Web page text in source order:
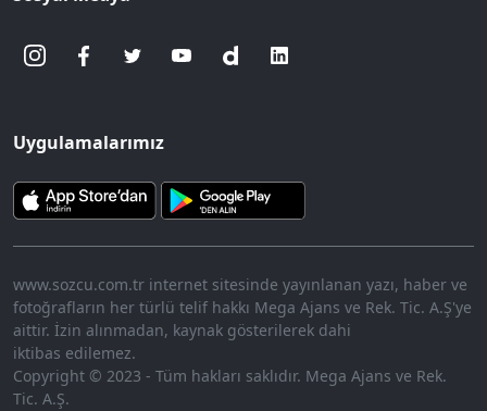
Uygulamalarımız
www.sozcu.com.tr internet sitesinde yayınlanan yazı, haber ve
fotoğrafların her türlü telif hakkı Mega Ajans ve Rek. Tic. A.Ş'ye
aittir. İzin alınmadan, kaynak gösterilerek dahi
iktibas edilemez.
Copyright © 2023 - Tüm hakları saklıdır. Mega Ajans ve Rek.
Tic. A.Ş.